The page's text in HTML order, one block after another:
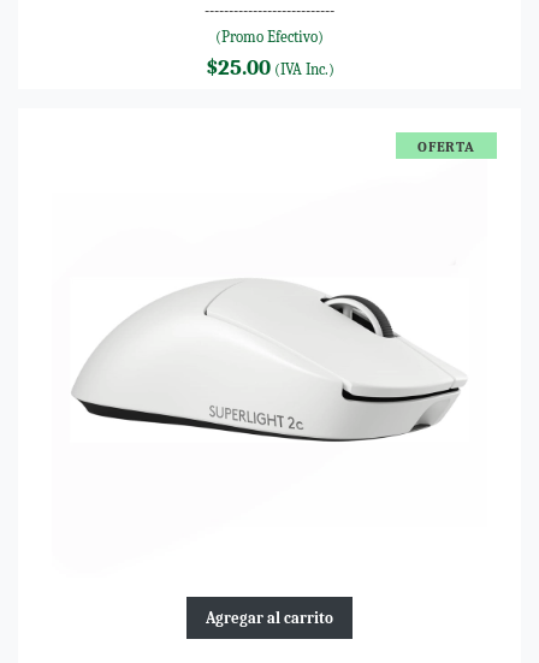
---------------------------
(Promo Efectivo)
$25.00(IVA Inc.)
OFERTA
Agregar al carrito